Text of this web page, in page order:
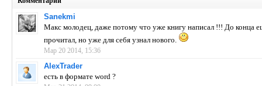
Sanekmi
Макс молодец, даже потому что уже книгу написал !!! До конца
прочитал, но уже для себя узнал нового.
Мар 20 2014, 15:36
AlexTrader
есть в формате word ?